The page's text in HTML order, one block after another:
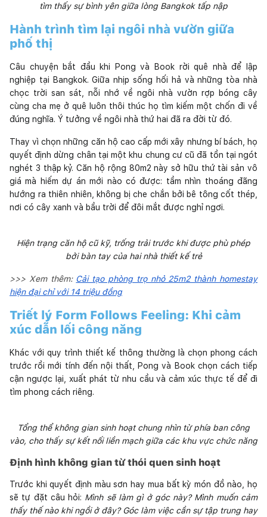
tìm thấy sự bình yên giữa lòng Bangkok tấp nập
Hành trình tìm lại ngôi nhà vườn giữa
phố thị
Câu chuyện bắt đầu khi Pong và Book rời quê nhà để lập
nghiệp tại Bangkok. Giữa nhịp sống hối hả và những tòa nhà
chọc trời san sát, nỗi nhớ về ngôi nhà vườn rợp bóng cây
cùng cha mẹ ở quê luôn thôi thúc họ tìm kiếm một chốn đi về
đúng nghĩa. Ý tưởng về ngôi nhà thứ hai đã ra đời từ đó.
Thay vì chọn những căn hộ cao cấp mới xây nhưng bí bách, họ
quyết định dừng chân tại một khu chung cư cũ đã tồn tại ngót
nghét 3 thập kỷ. Căn hộ rộng 80m2 này sở hữu thứ tài sản vô
giá mà hiếm dự án mới nào có được: tầm nhìn thoáng đãng
hướng ra thiên nhiên, không bị che chắn bởi bê tông cốt thép,
nơi có cây xanh và bầu trời để đôi mắt được nghỉ ngơi.
Hiện trạng căn hộ cũ kỹ, trống trải trước khi được phù phép
bởi bàn tay của hai nhà thiết kế trẻ
>>> Xem thêm: Cải tạo phòng trọ nhỏ 25m2 thành homestay
hiện đại chỉ với 14 triệu đồng
Triết lý Form Follows Feeling: Khi cảm
xúc dẫn lối công năng
Khác với quy trình thiết kế thông thường là chọn phong cách
trước rồi mới tính đến nội thất, Pong và Book chọn cách tiếp
cận ngược lại, xuất phát từ nhu cầu và cảm xúc thực tế để đi
tìm phong cách riêng.
Tổng thể không gian sinh hoạt chung nhìn từ phía ban công
vào, cho thấy sự kết nối liền mạch giữa các khu vực chức năng
Định hình không gian từ thói quen sinh hoạt
Trước khi quyết định màu sơn hay mua bất kỳ món đồ nào, họ
sẽ tự đặt câu hỏi: Mình sẽ làm gì ở góc này? Mình muốn cảm
thấy thế nào khi ngồi ở đây? Góc làm việc cần sự tập trung hay